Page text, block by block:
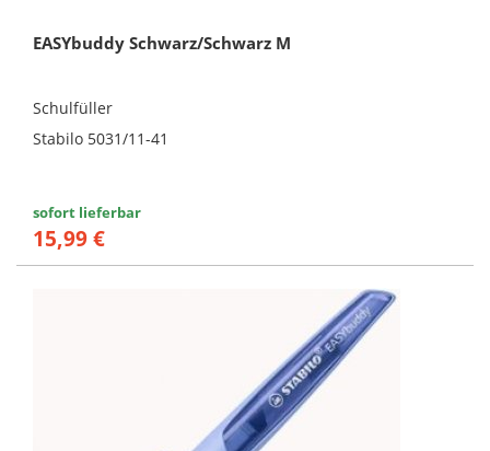
EASYbuddy Schwarz/Schwarz M
Schulfüller
Stabilo 5031/11-41
sofort lieferbar
15,99 €